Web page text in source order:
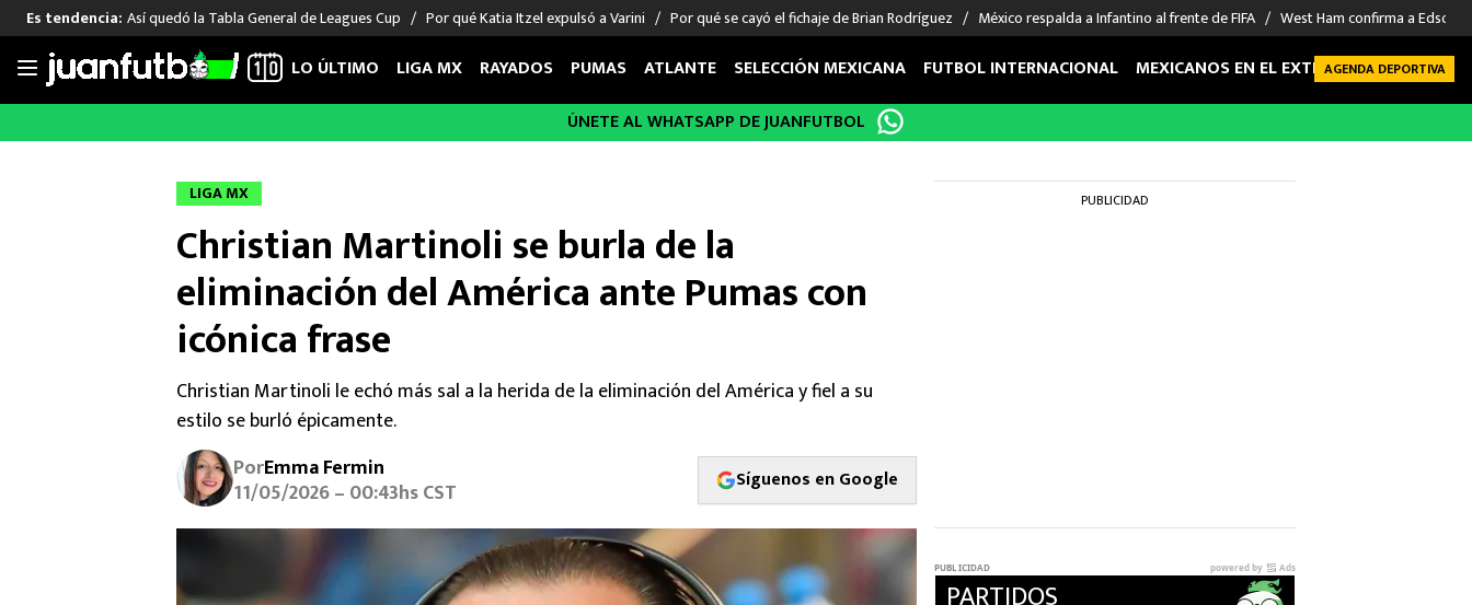
Saltar
Es tendencia: Así quedó la Tabla General de Leagues Cup Por qué Katia Itzel expulsó a Varini Por qué se cayó el fichaje de Brian Rodríguez México respalda a Infantino al frente de FIFA West Ham confirma a Edson
LIGA MX
Chivas de Guadalajara
Liga MX Femenil
FUT INTERNACIONAL
Las Noticias
Selección Mexicana
Champions League
Europa League
Real Madrid
Barcelona
MEXICANOS EN EL EXTRANJERO
Memo Ochoa
Chino Huerta
Edson Álvarez
FIGURAS
Sergio Ramos
André Jardine
DEPORTES
NFL
LO ÚLTIMO LIGA MX RAYADOS PUMAS ATLANTE SELECCIÓN MEXICANA FUTBOL INTERNACIONAL MEXICANOS EN EL EXTRANJERO FUTBOL
AGENDA DEPORTIVA
ÚNETE AL WHATSAPP DE JUANFUTBOL
LIGA MX
Christian Martinoli se burla de la
eliminación del América ante Pumas con
icónica frase
Christian Martinoli le echó más sal a la herida de la eliminación del América y fiel a su
estilo se burló épicamente.
PorEmma Fermin
11/05/2026 – 00:43hs CST Síguenos en Google
PUBLICIDAD